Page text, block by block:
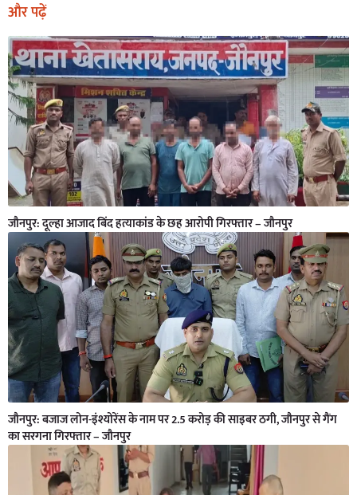
और पढ़ें
जौनपुर: दूल्हा आजाद बिंद हत्याकांड के छह आरोपी गिरफ्तार – जौनपुर
जौनपुर: बजाज लोन-इंश्योरेंस के नाम पर 2.5 करोड़ की साइबर ठगी, जौनपुर से गैंग
का सरगना गिरफ्तार – जौनपुर